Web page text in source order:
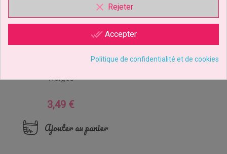
Disque Azyme Anna Et
Neiges
Prix
3,49 €
Ajouter au panier
clear Rejeter
done_all Accepter
Politique de confidentialité et de cookies